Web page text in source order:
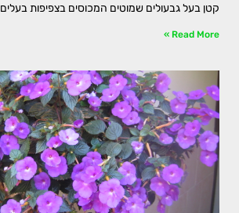
קטן בעל גבעולים שמוטים המכוסים בצפיפות בעלים
Read More »